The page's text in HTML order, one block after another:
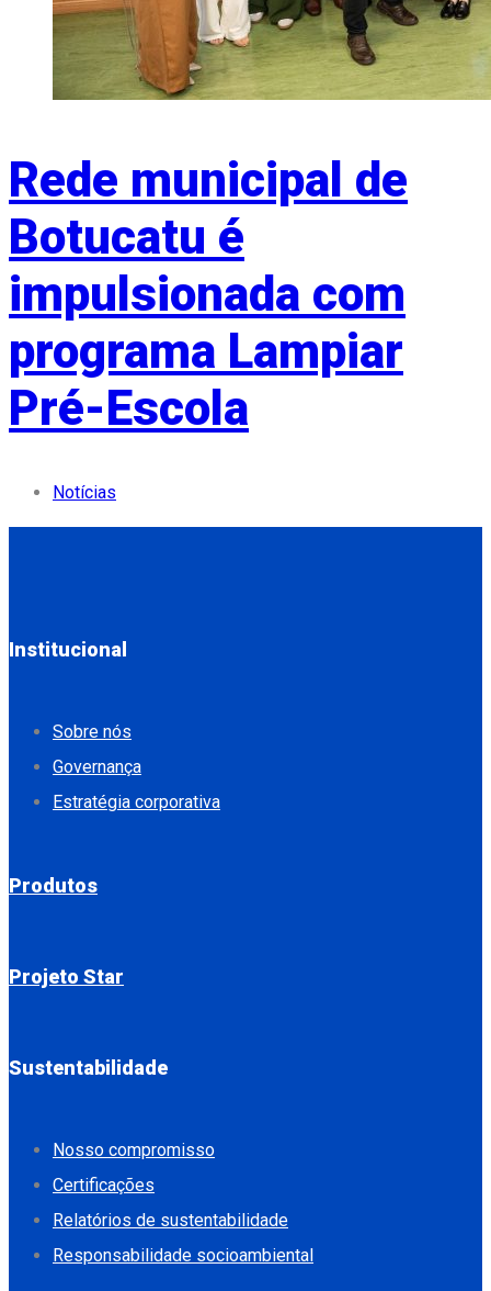
Rede municipal de
Botucatu é
impulsionada com
programa Lampiar
Pré-Escola
Notícias
Institucional
Sobre nós
Governança
Estratégia corporativa
Produtos
Projeto Star
Sustentabilidade
Nosso compromisso
Certificações
Relatórios de sustentabilidade
Responsabilidade socioambiental